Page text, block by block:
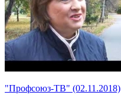
"Профсоюз-ТВ" (02.11.2018)